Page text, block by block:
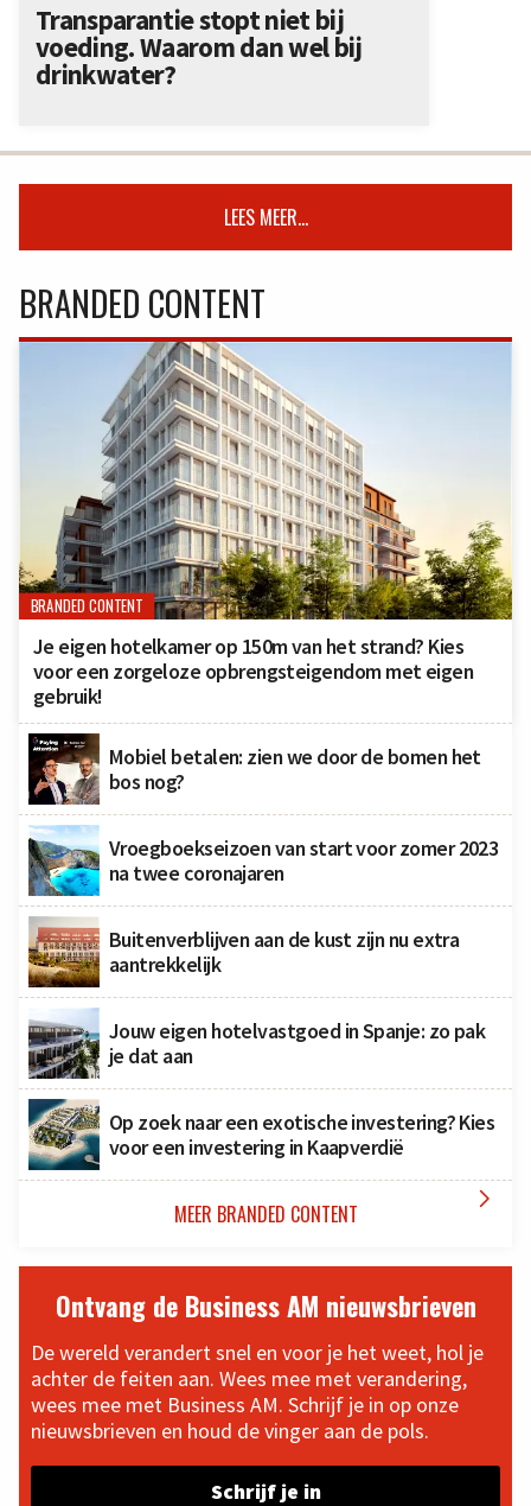
Transparantie stopt niet bij
voeding. Waarom dan wel bij
drinkwater?
LEES MEER...
BRANDED CONTENT
BRANDED CONTENT
Je eigen hotelkamer op 150m van het strand? Kies
voor een zorgeloze opbrengsteigendom met eigen
gebruik!
Mobiel betalen: zien we door de bomen het
bos nog?
Vroegboekseizoen van start voor zomer 2023
na twee coronajaren
Buitenverblijven aan de kust zijn nu extra
aantrekkelijk
Jouw eigen hotelvastgoed in Spanje: zo pak
je dat aan
Op zoek naar een exotische investering? Kies
voor een investering in Kaapverdië
MEER BRANDED CONTENT 
Ontvang de Business AM nieuwsbrieven
De wereld verandert snel en voor je het weet, hol je
achter de feiten aan. Wees mee met verandering,
wees mee met Business AM. Schrijf je in op onze
nieuwsbrieven en houd de vinger aan de pols.
Schrijf je in